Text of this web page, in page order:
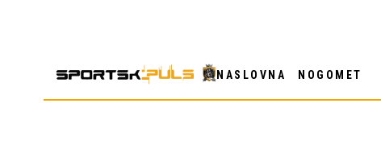
NASLOVNA NOGOMET